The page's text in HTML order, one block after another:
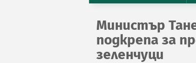
Министър
подкрепа за
зеленчуци